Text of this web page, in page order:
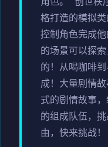
角色。 创世秩
格打造的模拟
控制角色完成
的场景可以探
的！从喝咖啡
成！大量剧情
式的剧情故事
的组成队伍，
由，快来挑战！